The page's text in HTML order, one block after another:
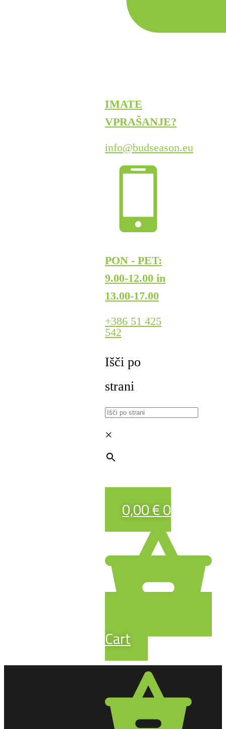
IMATE
VPRAŠANJE?
info@budseason.eu
PON - PET:
9.00-12.00 in
13.00-17.00
+386 51 425
542
Išči po
strani
×
0,00€0
Cart